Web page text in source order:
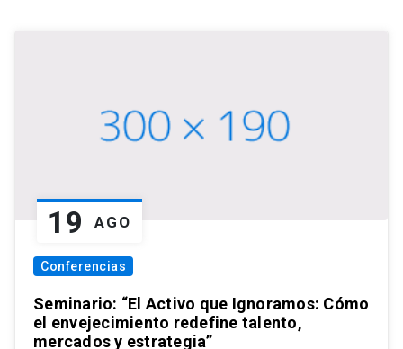
19 AGO
Conferencias
Seminario: “El Activo que Ignoramos: Cómo
el envejecimiento redefine talento,
mercados y estrategia”